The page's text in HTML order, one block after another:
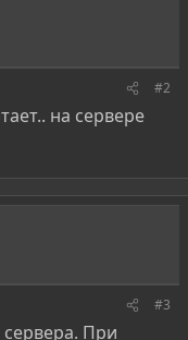
#2
на сервере
#3
При